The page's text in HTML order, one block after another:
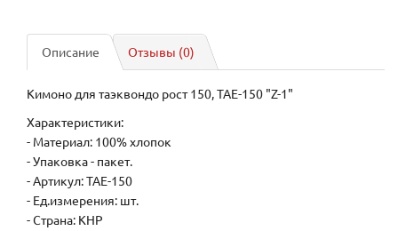
Описание Отзывы (0)
Кимоно для таэквондо рост 150, TAE-150 "Z-1"
Характеристики:
- Материал: 100% хлопок
- Упаковка - пакет.
- Артикул: TAE-150
- Ед.измерения: шт.
- Страна: КНР